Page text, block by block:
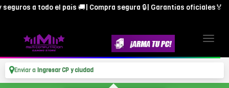
a todo el país 🚚| Compra segura 🔒| Garantías oficiales🏅
Enviar a Ingresar CP y ciudad